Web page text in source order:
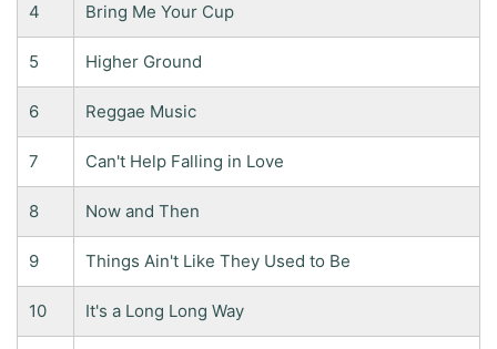
4 Bring Me Your Cup
5 Higher Ground
6 Reggae Music
7 Can't Help Falling in Love
8 Now and Then
9 Things Ain't Like They Used to Be
10 It's a Long Long Way